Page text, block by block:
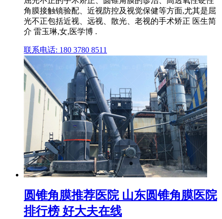
角膜接触镜验配、近视防控及视觉保健等方面,尤其是屈
光不正包括近视、远视、散光、老视的手术矫正 医生简
介 雷玉琳,女,医学博 .
联系电话: 180 3780 8511
圆锥角膜推荐医院 山东圆锥角膜医院
排行榜 好大夫在线